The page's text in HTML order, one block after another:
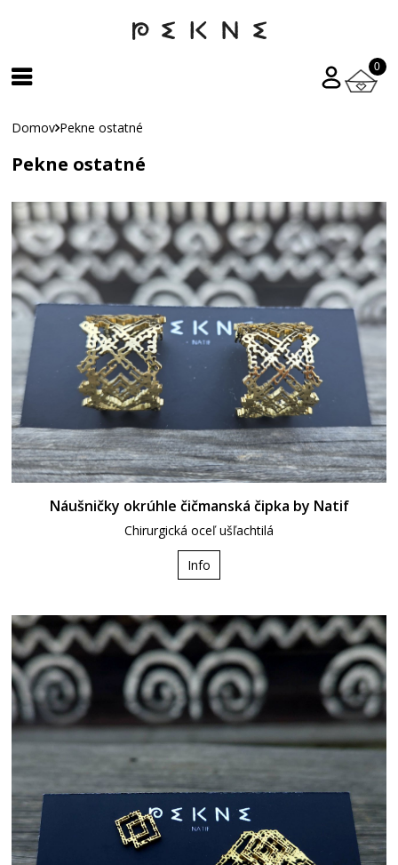
0
Domov Pekne ostatné
Pekne ostatné
Náušničky okrúhle čičmanská čipka by Natif
Chirurgická oceľ ušľachtilá
Info